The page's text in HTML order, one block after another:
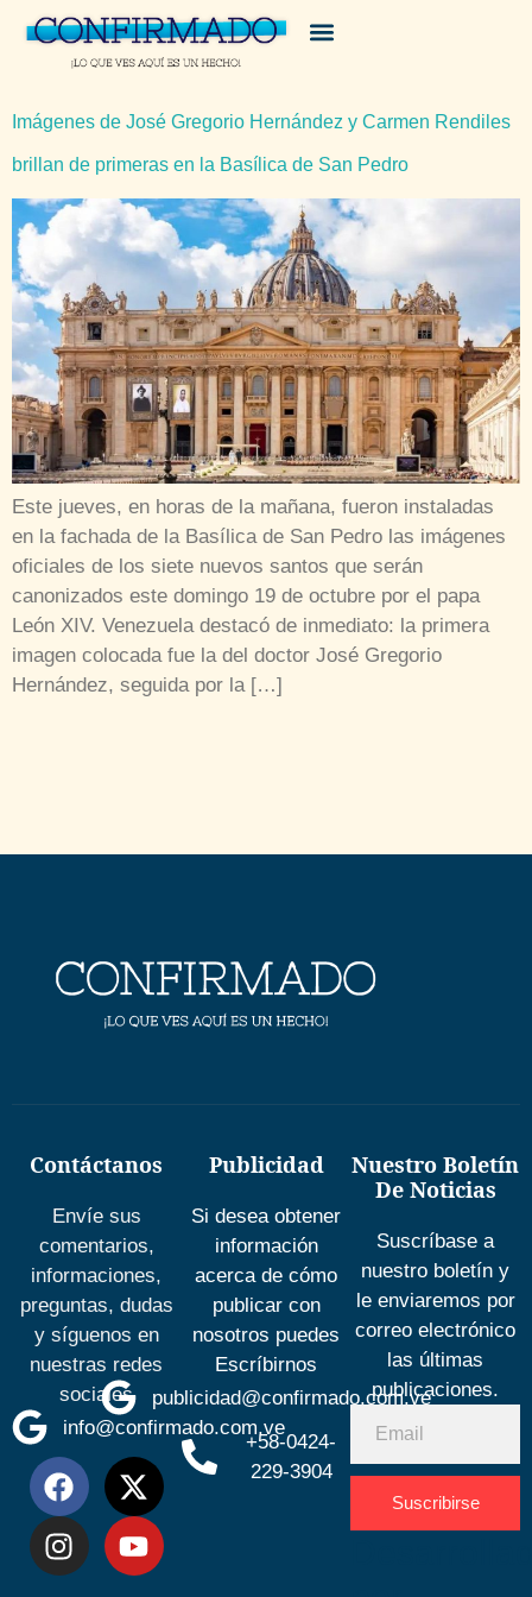
Imágenes de José Gregorio Hernández y Carmen Rendiles
brillan de primeras en la Basílica de San Pedro
Este jueves, en horas de la mañana, fueron instaladas
en la fachada de la Basílica de San Pedro las imágenes
oficiales de los siete nuevos santos que serán
canonizados este domingo 19 de octubre por el papa
León XIV. Venezuela destacó de inmediato: la primera
imagen colocada fue la del doctor José Gregorio
Hernández, seguida por la […]
Contáctanos
Envíe sus
comentarios,
informaciones,
preguntas, dudas
y síguenos en
nuestras redes
sociales
info@confirmado.com.ve
Publicidad
Si desea obtener
información
acerca de cómo
publicar con
nosotros puedes
Escríbirnos
publicidad@confirmado.com.ve
+58-0424-
229-3904
Nuestro Boletín
De Noticias
Suscríbase a
nuestro boletín y
le enviaremos por
correo electrónico
las últimas
publicaciones.
Suscribirse